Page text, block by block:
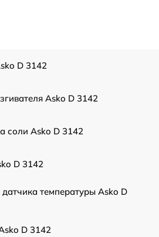
D 3142
Asko D 3142
соли Asko D 3142
D 3142
температуры Asko D
D 3142